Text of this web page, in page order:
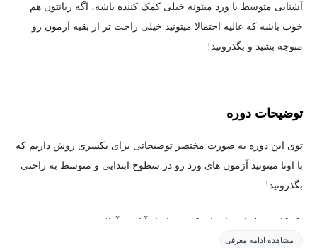
آشنایی متوسط با ورد میتونه خیلی کمک کننده باشه، اگه زبانتون هم
خوب باشه که عالیه احتمالا میتونید خیلی راحت تر از بقیه آزمون رو
متوجه بشید و بگذرونید!
توضیحات دوره
توی این دوره به صورت مختصر توضیحاتی برای یکسری روش داریم که
با اونا میتونید آزمون های ورد رو در سطوح ابتدایی و متوسط به راحتی
بگذرونید!
تکنیکایی مثل استفاده از یکسری ابزار آنلاین، آفلاین و بررسی نمونه
سوالات با پاسخ رو توی این دوره به صورت دقیق بررسی می‌کنیم.
مشاهده ادامه معرفی